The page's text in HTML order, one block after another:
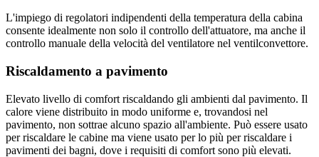
L'impiego di regolatori indipendenti della temperatura della cabina
consente idealmente non solo il controllo dell'attuatore, ma anche il
controllo manuale della velocità del ventilatore nel ventilconvettore.
Riscaldamento a pavimento
Elevato livello di comfort riscaldando gli ambienti dal pavimento. Il
calore viene distribuito in modo uniforme e, trovandosi nel
pavimento, non sottrae alcuno spazio all'ambiente. Può essere usato
per riscaldare le cabine ma viene usato per lo più per riscaldare i
pavimenti dei bagni, dove i requisiti di comfort sono più elevati.